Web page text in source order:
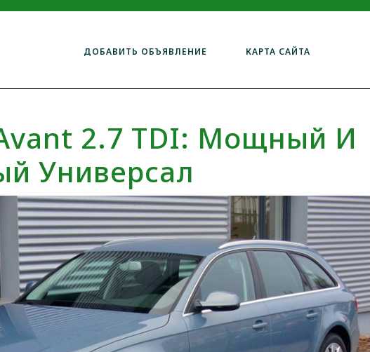
ДОБАВИТЬ ОБЪЯВЛЕНИЕ КАРТА САЙТА
2.7 TDI: Мощный И
Универсал